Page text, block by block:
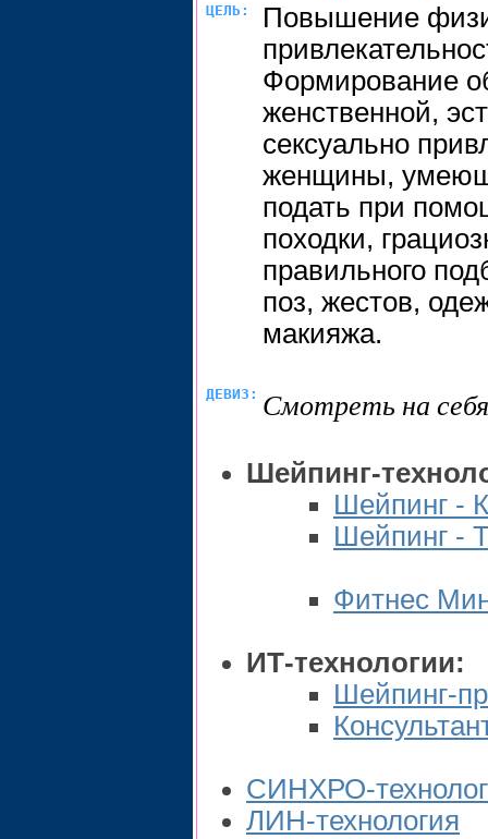
ЦЕЛЬ:
Повышение
Формирование
женственной,
сексуально
женщины,
подать при
походки,
правильного
поз, жестов,
макияжа.
ДЕВИЗ: Смотреть на
Шейпинг-
Шейпинг -
Шейпинг -
Фитнес
ИТ-технологии:
Шейпинг-
СИНХРО-
ЛИН-технология